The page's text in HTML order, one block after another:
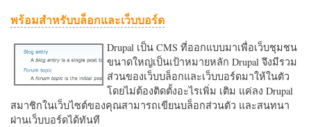
พร้อมสำหรับบล็อกและเว็บบอร์ด
Drupal เป็น CMS ที่ออกแบบมาเพื่อเว็บชุมชน
ขนาดใหญ่เป็นเป้าหมายหลัก Drupal จึงมีรวม
ส่วนของเว็บบล็อกและเว็บบอร์ดมาให้ในตัว
โดยไม่ต้องติดตั้งอะไรเพิ่ม เติม แค่ลง Drupal
สมาชิกในเว็บไซต์ของคุณสามารถเขียนบล็อกส่วนตัว และสนทนา
ผ่านเว็บบอร์ดได้ทันที